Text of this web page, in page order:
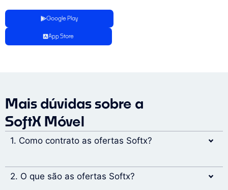
Google Play
App Store
Mais dúvidas sobre a
SoftX Móvel
1. Como contrato as ofertas Softx?
2. O que são as ofertas Softx?